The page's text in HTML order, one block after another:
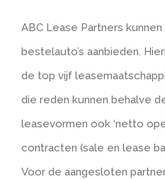
ABC Lease Partners
bestelauto’s aanbieden.
de top vijf
die reden kunnen behalve
leasevormen ook ‘netto
contracten (sale en lease
Voor de aangesloten